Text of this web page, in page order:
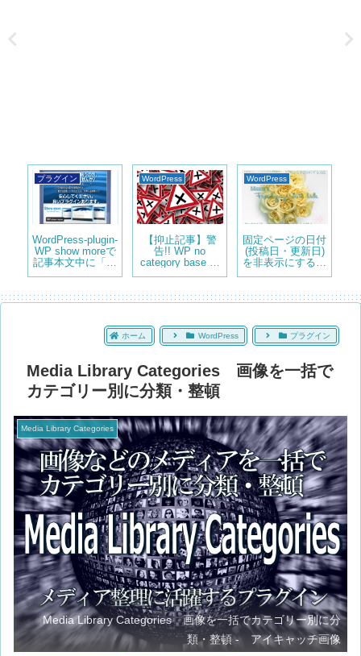
プラグイン
WordPress-plugin-
WP show moreで
記事本文中に「続
WordPress
【抑止記事】警
告!! WP no
category base は
WordPress
固定ページの日付
(投稿日・更新日)
を非表示にする方
ホーム WordPress プラグイン
Media Library Categories 画像を一括で
カテゴリー別に分類・整頓
Media Library Categories
Media Library Categories 画像を一括でカテゴリー別に分
類・整頓 - アイキャッチ画像